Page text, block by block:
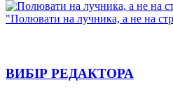
"Полювати на лучника, а не на
ВИБІР РЕДАКТОРА